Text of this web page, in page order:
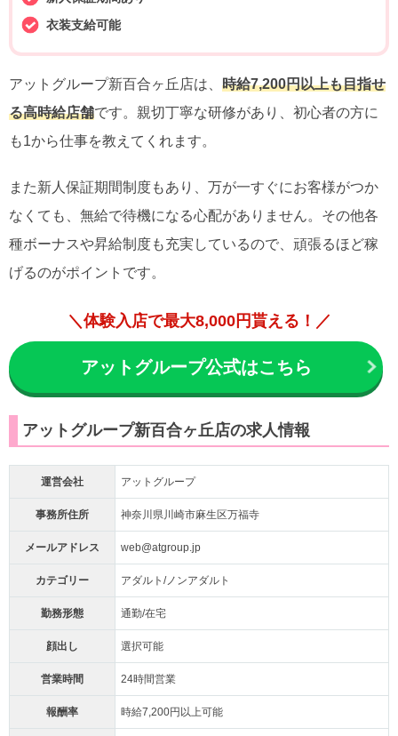
衣装支給可能
アットグループ新百合ヶ丘店は、 時給7,200円以上も目指せ
る高時給店舗です。親切丁寧な研修があり、初心者の方に
も1から仕事を教えてくれます。
また新人保証期間制度もあり、万が一すぐにお客様がつか
なくても、無給で待機になる心配がありません。その他各
種ボーナスや昇給制度も充実しているので、頑張るほど稼
げるのがポイントです。
＼体験入店で最大8,000円貰える！／
アットグループ公式はこちら
アットグループ新百合ヶ丘店の求人情報
運営会社 アットグループ
事務所住所 神奈川県川崎市麻生区万福寺
メールアドレス web@atgroup.jp
カテゴリー アダルト/ノンアダルト
勤務形態 通勤/在宅
顔出し 選択可能
営業時間 24時間営業
報酬率 時給7,200円以上可能